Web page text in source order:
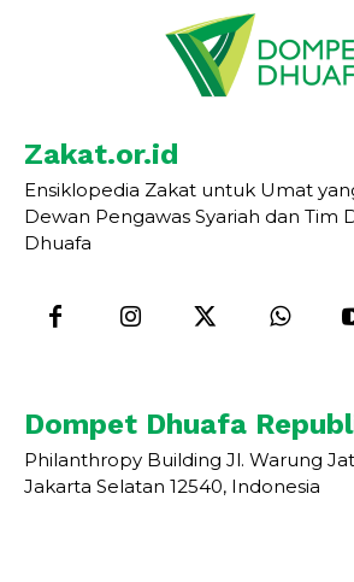
Zakat.or.id
Ensiklopedia Zakat untuk Umat
Dewan Pengawas Syariah dan Tim
Dhuafa
Dompet Dhuafa
Philanthropy Building Jl. Warung
Jakarta Selatan 12540, Indonesia